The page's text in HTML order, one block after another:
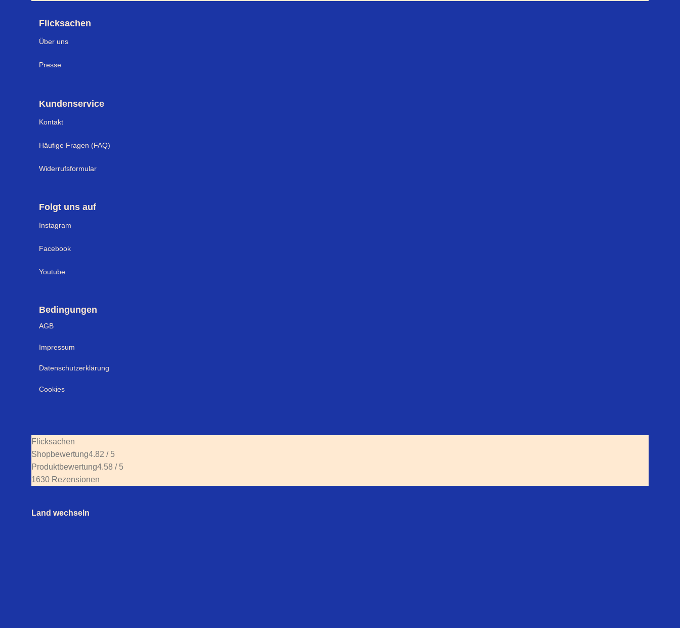
Flicksachen
Über uns
Presse
Kundenservice
Kontakt
Häufige Fragen (FAQ)
Widerrufsformular
Folgt uns auf
Instagram
Facebook
Youtube
Bedingungen
AGB
Impressum
Datenschutzerklärung
Cookies
Flicksachen
Shopbewertung4.82 / 5
Produktbewertung4.58 / 5
1630 Rezensionen
Land wechseln